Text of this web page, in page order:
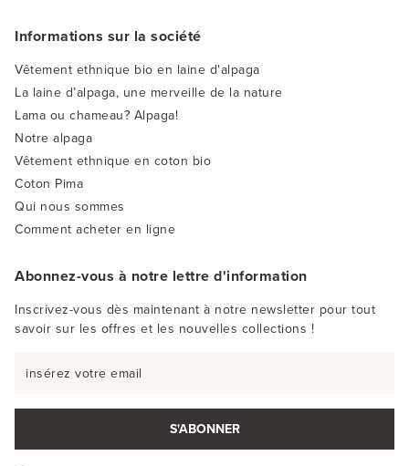
Informations sur la société
Vêtement ethnique bio en laine d'alpaga
La laine d’alpaga, une merveille de la nature
Lama ou chameau? Alpaga!
Notre alpaga
Vêtement ethnique en coton bio
Coton Pima
Qui nous sommes
Comment acheter en ligne
Abonnez-vous à notre lettre d'information
Inscrivez-vous dès maintenant à notre newsletter pour tout
savoir sur les offres et les nouvelles collections !
S'ABONNER